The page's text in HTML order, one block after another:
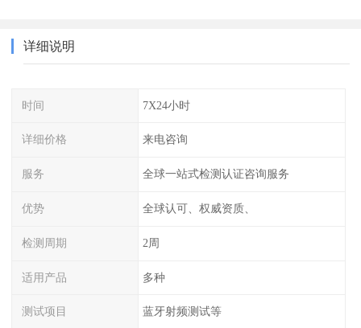
详细说明
时间 7X24小时
详细价格 来电咨询
服务 全球一站式检测认证咨询服务
优势 全球认可、权威资质、
检测周期 2周
适用产品 多种
测试项目 蓝牙射频测试等